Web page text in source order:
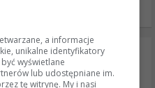
drugi router
a informacje
unikalne identyfikatory
wyświetlane
lub udostępniane im.
tę witrynę. My i nasi